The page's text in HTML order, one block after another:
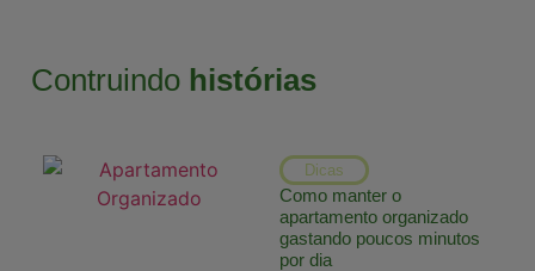
Contruindo histórias
Dicas
Como manter o
apartamento organizado
gastando poucos minutos
por dia